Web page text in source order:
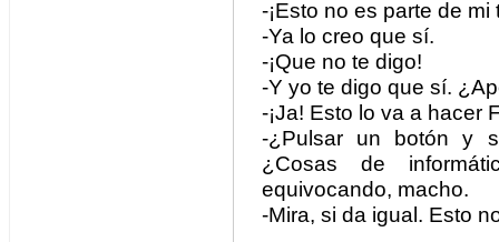
-¡Esto no es parte de mi
-Ya lo creo que sí.
-¡Que no te digo!
-Y yo te digo que sí.
-¡Ja! Esto lo va a hacer
-¿Pulsar un botón y
¿Cosas de
equivocando, macho.
-Mira, si da igual. Esto